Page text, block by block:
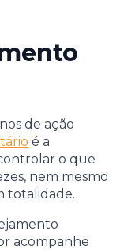
de ação
é a
o que
nem mesmo
totalidade.
acompanhe